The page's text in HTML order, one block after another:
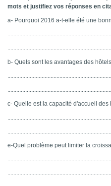
mots et justifiez vos réponses en
a- Pourquoi 2016 a-t-elle été une
b- Quels sont les avantages des
c- Quelle est la capacité d'accueil
e-Quel problème peut limiter la